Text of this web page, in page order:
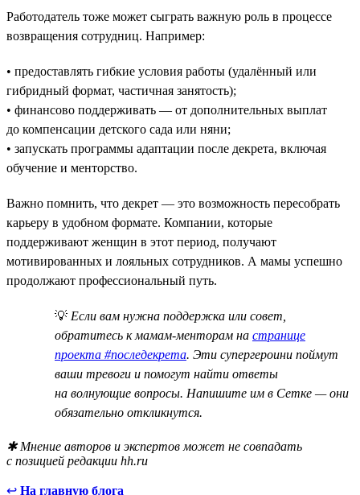
Работодатель тоже может сыграть важную роль в процессе
возвращения сотрудниц. Например:
• предоставлять гибкие условия работы (удалённый или
гибридный формат, частичная занятость);
• финансово поддерживать — от дополнительных выплат
до компенсации детского сада или няни;
• запускать программы адаптации после декрета, включая
обучение и менторство.
Важно помнить, что декрет — это возможность пересобрать
карьеру в удобном формате. Компании, которые
поддерживают женщин в этот период, получают
мотивированных и лояльных сотрудников. А мамы успешно
продолжают профессиональный путь.
💡 Если вам нужна поддержка или совет,
обратитесь к мамам-менторам на странице
проекта #последекрета. Эти супергероини поймут
ваши тревоги и помогут найти ответы
на волнующие вопросы. Напишите им в Сетке — они
обязательно откликнутся.
✱ Мнение авторов и экспертов может не совпадать
с позицией редакции hh.ru
↩ На главную блога